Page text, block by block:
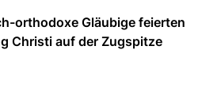
orthodoxe Gläubige feierten
Christi auf der Zugspitze